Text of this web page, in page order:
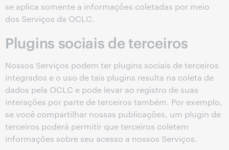
se aplica somente a informações coletadas por meio
dos Serviços da OCLC.
Plugins sociais de terceiros
Nossos Serviços podem ter plugins sociais de terceiros
integrados e o uso de tais plugins resulta na coleta de
dados pela OCLC e pode levar ao registro de suas
interações por parte de terceiros também. Por exemplo,
se você compartilhar nossas publicações, um plugin de
terceiros poderá permitir que terceiros coletem
informações sobre seu acesso a nossos Serviços.